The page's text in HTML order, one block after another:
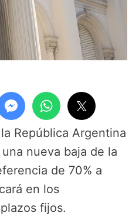
República Argentina
nueva baja de la
de 70% a
en los
fijos.